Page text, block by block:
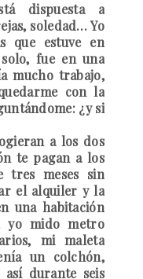
dispuesta a
soledad… Yo
que estuve en
fue en una
mucho trabajo,
con la
¿y si
a los dos
te pagan a los
tres meses sin
el alquiler y la
una habitación
yo mido metro
mi maleta
un colchón,
durante seis